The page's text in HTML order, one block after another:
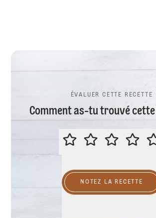
ÉVALUER CETTE RECETTE
Comment as-tu trouvé
ÉVALUER
NOTEZ LA RECETTE